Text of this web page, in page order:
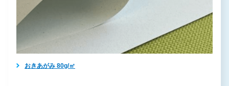
おきあがみ 80g/㎡